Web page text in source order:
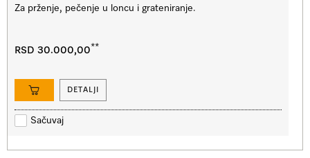
Za prženje, pečenje u loncu i grateniranje.
RSD 30.000,00**
DETALJI
Sačuvaj